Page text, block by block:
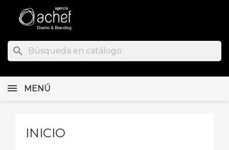
search
MENÚ
INICIO